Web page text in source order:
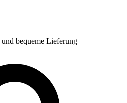
und bequeme Lieferung